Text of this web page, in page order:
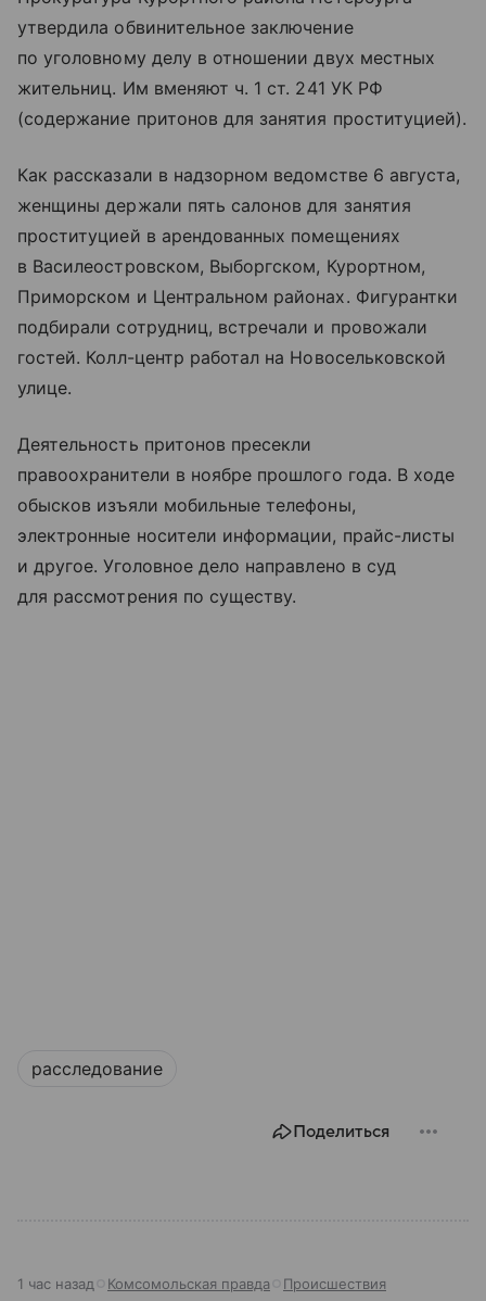
утвердила обвинительное заключение
по уголовному делу в отношении двух местных
жительниц. Им вменяют ч. 1 ст. 241 УК РФ
(содержание притонов для занятия проституцией).
Как рассказали в надзорном ведомстве 6 августа,
женщины держали пять салонов для занятия
проституцией в арендованных помещениях
в Василеостровском, Выборгском, Курортном,
Приморском и Центральном районах. Фигурантки
подбирали сотрудниц, встречали и провожали
гостей. Колл-центр работал на Новосельковской
улице.
Деятельность притонов пресекли
правоохранители в ноябре прошлого года. В ходе
обысков изъяли мобильные телефоны,
электронные носители информации, прайс-листы
и другое. Уголовное дело направлено в суд
для рассмотрения по существу.
расследование
Поделиться
1 час назад Комсомольская правда Происшествия